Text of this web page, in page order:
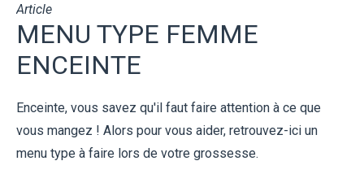
Article
MENU TYPE FEMME
ENCEINTE
Enceinte, vous savez qu'il faut faire attention à ce que
vous mangez ! Alors pour vous aider, retrouvez-ici un
menu type à faire lors de votre grossesse.